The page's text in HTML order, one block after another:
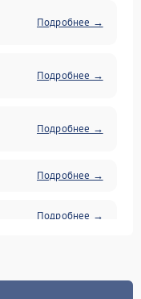
Подробнее →
Подробнее →
Подробнее →
Подробнее →
Подробнее →